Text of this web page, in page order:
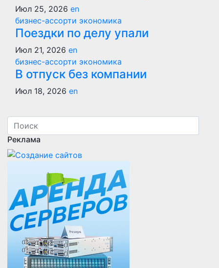
Июл 25, 2026 en
бизнес-ассорти экономика
Поездки по делу упали
Июл 21, 2026 en
бизнес-ассорти экономика
В отпуск без компании
Июл 18, 2026 en
Реклама